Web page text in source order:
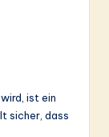
ist ein
sicher, dass